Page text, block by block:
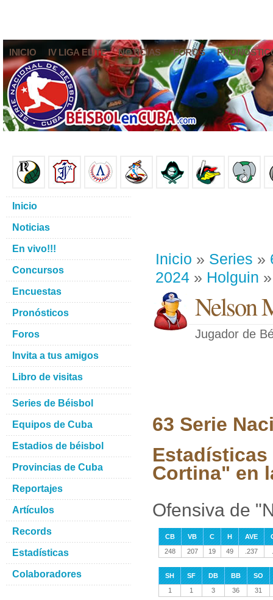
INICIO IV LIGA ELITE NOTICIAS FOROS
Inicio » Series »
2024 » Holguin
Nelson
Jugador de
63 Serie
Cortina" en
Ofensiva de
CB VB C H AVE
248
207 19 49 .237
SH SF DB BB
SO
1
1 3 36 31
Inicio
Noticias
En vivo!!!
Concursos
Encuestas
Pronósticos
Foros
Invita a tus amigos
Libro de visitas
Series de Béisbol
Equipos de Cuba
Estadios de béisbol
Provincias de Cuba
Reportajes
Artículos
Records
Estadísticas
Colaboradores